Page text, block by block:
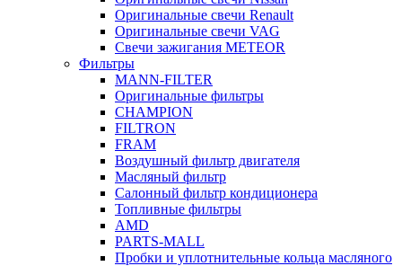
Оригинальные свечи Renault
Оригинальные свечи VAG
Свечи зажигания METEOR
Фильтры
MANN-FILTER
Оригинальные фильтры
CHAMPION
FILTRON
FRAM
Воздушный фильтр двигателя
Масляный фильтр
Салонный фильтр кондиционера
Топливные фильтры
AMD
PARTS-MALL
Пробки и уплотнительные кольца масляного